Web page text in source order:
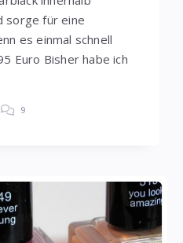
sorge für eine
es einmal schnell
Euro Bisher habe ich
9